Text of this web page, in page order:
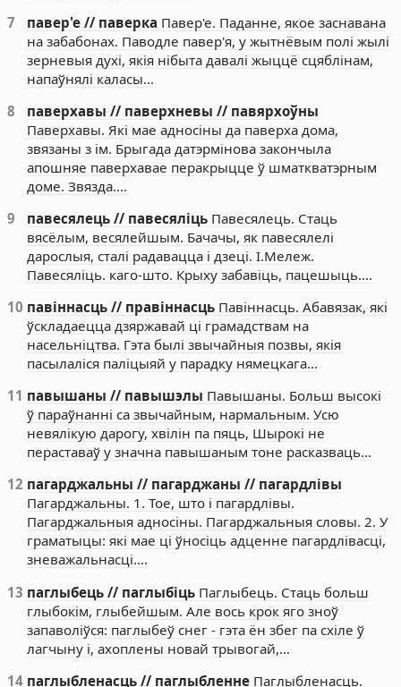
7
павер'е // паверка Павер'е. Паданне, якое заснавана
на забабонах. Паводле павер'я, у жытнёвым полі жылі
зерневыя духі, якія нібыта давалі жыццё сцяблінам,
напаўнялі каласы…
8
паверхавы // паверхневы // павярхоўны
Паверхавы. Які мае адносіны да паверха дома,
звязаны з ім. Брыгада датэрмінова закончыла
апошняе паверхавае перакрыцце ў шматкватэрным
доме. Звязда.…
9
павесялець // павесяліць Павесялець. Стаць
вясёлым, весялейшым. Бачачы, як павесялелі
дарослыя, сталі радавацца і дзеці. І.Мележ.
Павесяліць. каго-што. Крыху забавіць, пацешыць.…
10 павіннасць // правіннасць Павіннасць. Абавязак, які
ўскладаецца дзяржавай ці грамадствам на
насельніцтва. Гэта былі звычайныя позвы, якія
пасылаліся паліцыяй у парадку нямецкага…
11 павышаны // павышэлы Павышаны. Больш высокі
ў параўнанні са звычайным, нармальным. Усю
невялікую дарогу, хвілін па пяць, Шырокі не
пераставаў у значна павышаным тоне расказваць…
12 пагарджальны // пагарджаны // пагардлівы
Пагарджальны. 1. Тое, што і пагардлівы.
Пагарджальныя адносіны. Пагарджальныя словы. 2. У
граматыцы: які мае ці ўносіць адценне пагардлівасці,
зневажальнасці.…
13 паглыбець // паглыбіць Паглыбець. Стаць больш
глыбокім, глыбейшым. Але вось крок яго зноў
запаволіўся: паглыбеў снег - гэта ён збег па схіле ў
лагчыну і, ахоплены новай трывогай,…
14 паглыбленасць // паглыбленне Паглыбленасць.